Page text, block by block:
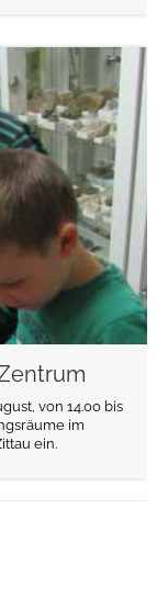
von 14.00 bis
im
ein.